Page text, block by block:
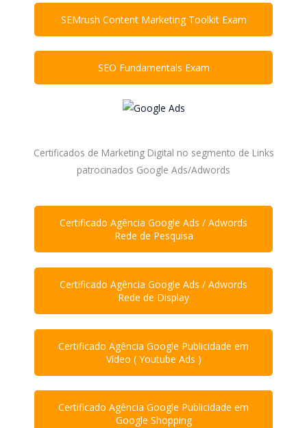
SEMrush Content Marketing Toolkit Exam
SEO Fundamentals Exam
Certificados de Marketing Digital no segmento de Links
patrocinados Google Ads/Adwords
Certificado Agência Google Ads / Adwords
Rede de Pesquisa
Certificado Agência Google Ads / Adwords
Rede de Display
Certificado Agência Google Publicidade em
Vídeo ( Youtube Ads )
Certificado Agência Google Publicidade em
Google Shopping